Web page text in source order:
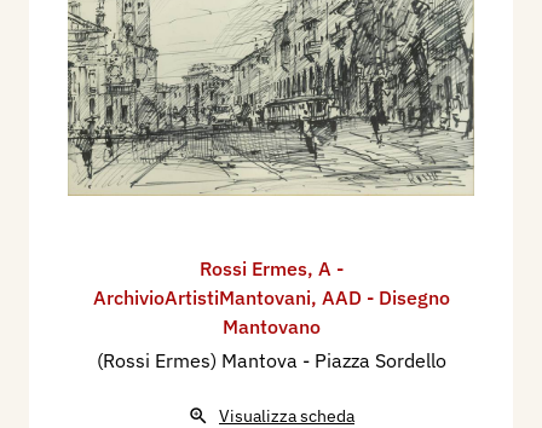
Rossi Ermes, A -
ArchivioArtistiMantovani, AAD - Disegno
Mantovano
(Rossi Ermes) Mantova - Piazza Sordello
Visualizza scheda